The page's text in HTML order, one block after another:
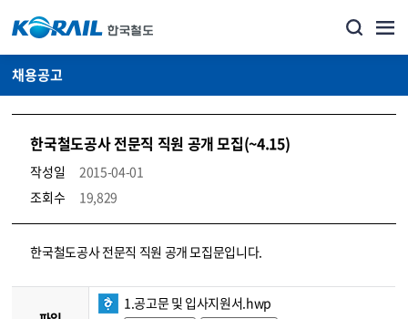
채용공고
한국철도공사 전문직 직원 공개 모집(~4.15)
작성일
2015-04-01
조회수
19,829
코레일소개_경영공시_채용공고 상세보기 – 내용, 파일, 담당자 연락처로 구성
한국철도공사 전문직 직원 공개 모집문입니다.
1.공고문 및 입사지원서.hwp